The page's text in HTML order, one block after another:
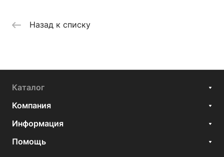
Назад к списку
Каталог
Компания
Информация
Помощь